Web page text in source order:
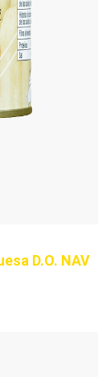
D.O. NAV